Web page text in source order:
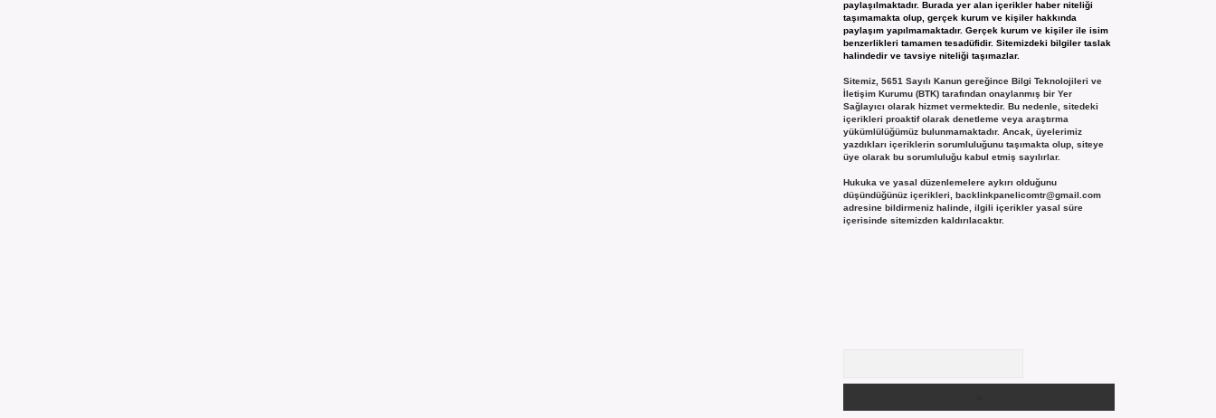
paylaşılmaktadır. Burada yer alan içerikler haber niteliği
taşımamakta olup, gerçek kurum ve kişiler hakkında
paylaşım yapılmamaktadır. Gerçek kurum ve kişiler ile isim
benzerlikleri tamamen tesadüfidir. Sitemizdeki bilgiler taslak
halindedir ve tavsiye niteliği taşımazlar.
Sitemiz, 5651 Sayılı Kanun gereğince Bilgi Teknolojileri ve
İletişim Kurumu (BTK) tarafından onaylanmış bir Yer
Sağlayıcı olarak hizmet vermektedir. Bu nedenle, sitedeki
içerikleri proaktif olarak denetleme veya araştırma
yükümlülüğümüz bulunmamaktadır. Ancak, üyelerimiz
yazdıkları içeriklerin sorumluluğunu taşımakta olup, siteye
üye olarak bu sorumluluğu kabul etmiş sayılırlar.
Hukuka ve yasal düzenlemelere aykırı olduğunu
düşündüğünüz içerikleri, backlinkpanelicomtr@gmail.com
adresine bildirmeniz halinde, ilgili içerikler yasal süre
içerisinde sitemizden kaldırılacaktır.